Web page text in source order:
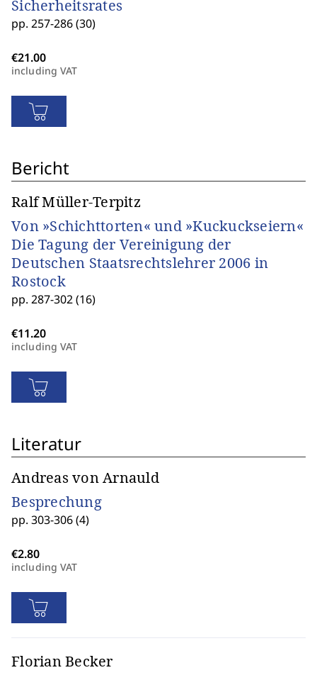
Sicherheitsrates
pp. 257-286 (30)
including VAT
Bericht
Ralf Müller-Terpitz
Von »Schichttorten« und »Kuckuckseiern«
Die Tagung der Vereinigung der
Deutschen Staatsrechtslehrer 2006 in
Rostock
pp. 287-302 (16)
including VAT
Literatur
Andreas von Arnauld
Besprechung
pp. 303-306 (4)
including VAT
Florian Becker